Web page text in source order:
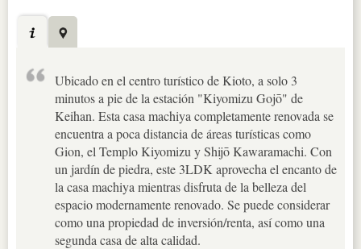
Ubicado en el centro turístico de Kioto, a solo 3
minutos a pie de la estación "Kiyomizu Gojō" de
Keihan. Esta casa machiya completamente renovada se
encuentra a poca distancia de áreas turísticas como
Gion, el Templo Kiyomizu y Shijō Kawaramachi. Con
un jardín de piedra, este 3LDK aprovecha el encanto de
la casa machiya mientras disfruta de la belleza del
espacio modernamente renovado. Se puede considerar
como una propiedad de inversión/renta, así como una
segunda casa de alta calidad.